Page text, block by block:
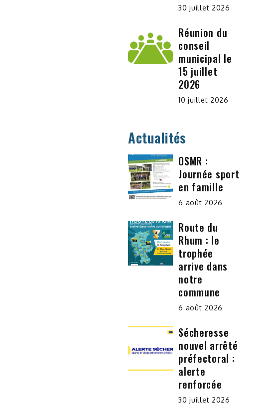
30 juillet 2026
Réunion du
conseil
municipal le
15 juillet
2026
10 juillet 2026
Actualités
OSMR :
Journée sport
en famille
6 août 2026
Route du
Rhum : le
trophée
arrive dans
notre
commune
6 août 2026
Sécheresse
nouvel arrêté
préfectoral :
alerte
renforcée
30 juillet 2026